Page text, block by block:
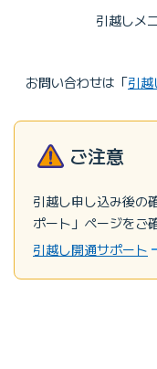
引越しメ
お問い合わせは「引
ご注意
引越し申し込み後の
ポート」ページをご
引越し開通サポート